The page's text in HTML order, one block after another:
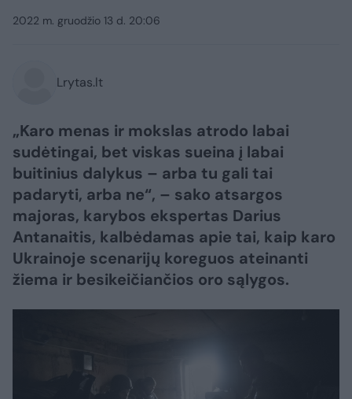
2022 m. gruodžio 13 d. 20:06
Lrytas.lt
„Karo menas ir mokslas atrodo labai
sudėtingai, bet viskas sueina į labai
buitinius dalykus – arba tu gali tai
padaryti, arba ne“, – sako atsargos
majoras, karybos ekspertas Darius
Antanaitis, kalbėdamas apie tai, kaip karo
Ukrainoje scenarijų koreguos ateinanti
žiema ir besikeičiančios oro sąlygos.